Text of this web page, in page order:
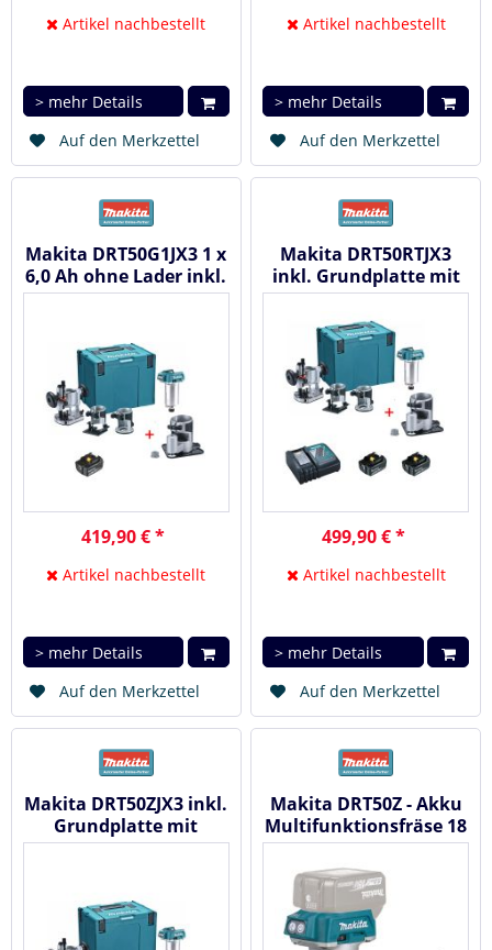
Artikel nachbestellt
> mehr Details
Auf den Merkzettel
Artikel nachbestellt
> mehr Details
Auf den Merkzettel
Makita DRT50G1JX3 1 x
6,0 Ah ohne Lader inkl.
Grundplatte /
419,90 € *
Artikel nachbestellt
> mehr Details
Auf den Merkzettel
Makita DRT50RTJX3
inkl. Grundplatte mit
Versatz - Akku...
499,90 € *
Artikel nachbestellt
> mehr Details
Auf den Merkzettel
Makita DRT50ZJX3 inkl.
Grundplatte mit
Versatz - Akku...
Makita DRT50Z - Akku
Multifunktionsfräse 18
V